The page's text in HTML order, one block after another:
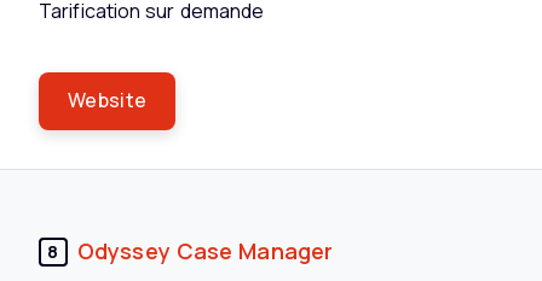
Tarification sur demande
Website
8 Odyssey Case Manager